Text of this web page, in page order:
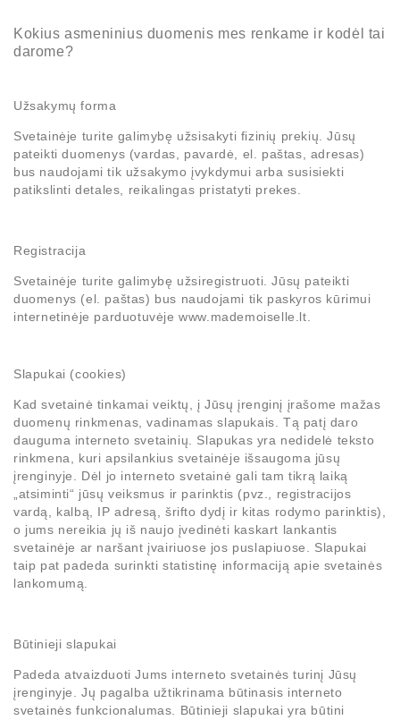
Kokius asmeninius duomenis mes renkame ir kodėl tai
darome?
Užsakymų forma
Svetainėje turite galimybę užsisakyti fizinių prekių. Jūsų
pateikti duomenys (vardas, pavardė, el. paštas, adresas)
bus naudojami tik užsakymo įvykdymui arba susisiekti
patikslinti detales, reikalingas pristatyti prekes.
Registracija
Svetainėje turite galimybę užsiregistruoti. Jūsų pateikti
duomenys (el. paštas) bus naudojami tik paskyros kūrimui
internetinėje parduotuvėje www.mademoiselle.lt.
Slapukai (cookies)
Kad svetainė tinkamai veiktų, į Jūsų įrenginį įrašome mažas
duomenų rinkmenas, vadinamas slapukais. Tą patį daro
dauguma interneto svetainių. Slapukas yra nedidelė teksto
rinkmena, kuri apsilankius svetainėje išsaugoma jūsų
įrenginyje. Dėl jo interneto svetainė gali tam tikrą laiką
„atsiminti“ jūsų veiksmus ir parinktis (pvz., registracijos
vardą, kalbą, IP adresą, šrifto dydį ir kitas rodymo parinktis),
o jums nereikia jų iš naujo įvedinėti kaskart lankantis
svetainėje ar naršant įvairiuose jos puslapiuose. Slapukai
taip pat padeda surinkti statistinę informaciją apie svetainės
lankomumą.
Būtinieji slapukai
Padeda atvaizduoti Jums interneto svetainės turinį Jūsų
įrenginyje. Jų pagalba užtikrinama būtinasis interneto
svetainės funkcionalumas. Būtinieji slapukai yra būtini